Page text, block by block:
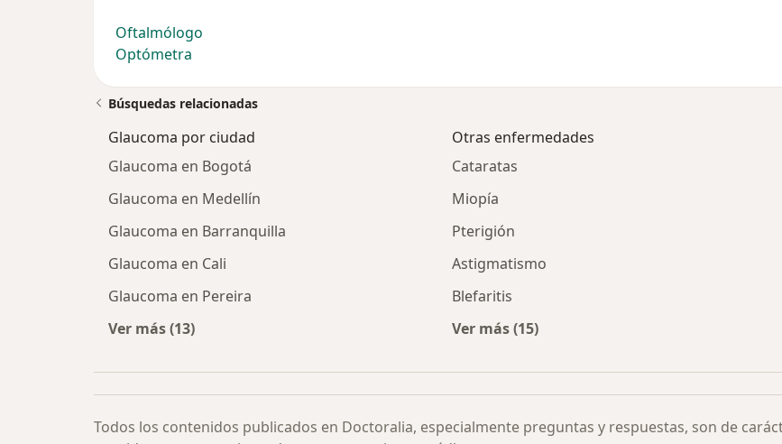
Oftalmólogo
Optómetra
Búsquedas relacionadas
Glaucoma por ciudad
Glaucoma en Bogotá
Glaucoma en Medellín
Glaucoma en Barranquilla
Glaucoma en Cali
Glaucoma en Pereira
Ver más (13)
Otras enfermedades
Cataratas
Miopía
Pterigión
Astigmatismo
Blefaritis
Ver más (15)
Todos los contenidos publicados en Doctoralia, especialmente preguntas y respuestas, son de